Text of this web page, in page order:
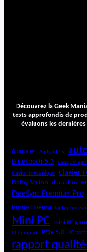
Découvrez la Geek
tests approfondis de
évaluons les
6 pouces Android 15
Bluetooth 5.3 casque
clavier mécanique clavier
Dolby Vision durabilité
FreeSync Premium Pro
home cinéma laptop
Mini PC mini PC
PC compact PCIe 5.0 PC
rapport